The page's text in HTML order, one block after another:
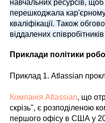
навчальних ресурсів,
перешкоджала
кваліфікації. Також
віддалених
Приклади політики
Приклад 1. Atlassian
Компанія Atlassian, що
скрізь", є розподіленою
першого офісу в США у